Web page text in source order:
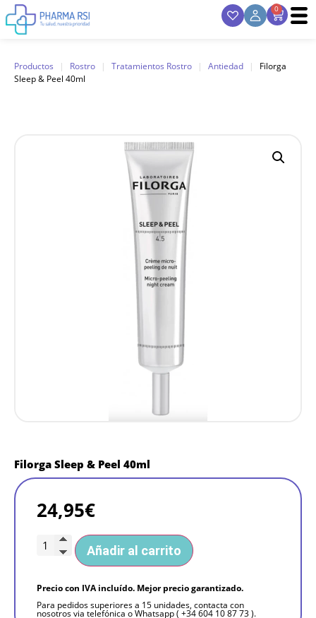
0
Productos | Rostro | Tratamientos Rostro | Antiedad |
Filorga
Sleep & Peel 40ml
Filorga Sleep & Peel 40ml
24,95€
Añadir al carrito
Precio con IVA incluído. Mejor precio garantizado.
Para pedidos superiores a 15 unidades, contacta con
nosotros via telefónica o Whatsapp ( +34 604 10 87 73 ).